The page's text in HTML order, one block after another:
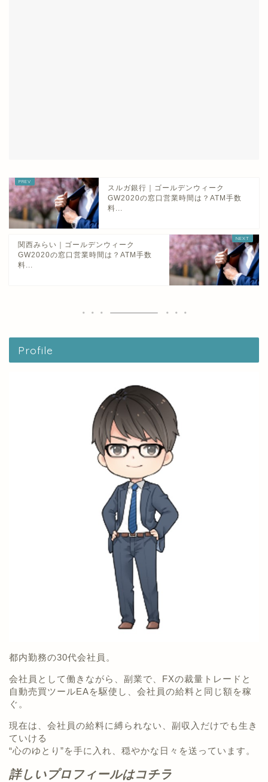
スルガ銀行｜ゴールデンウィーク
GW2020の窓口営業時間は？ATM手数
料...
関西みらい｜ゴールデンウィーク
GW2020の窓口営業時間は？ATM手数
料...
Profile
都内勤務の30代会社員。
会社員として働きながら、副業で、FXの裁量トレードと
自動売買ツールEAを駆使し、会社員の給料と同じ額を稼
ぐ。
現在は、会社員の給料に縛られない、副収入だけでも生き
ていける
“心のゆとり”を手に入れ、穏やかな日々を送っています。
詳しいプロフィールはコチラ